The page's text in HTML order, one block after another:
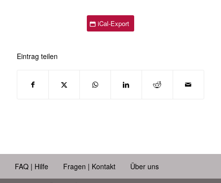
iCal-Export
Eintrag teilen
FAQ | Hilfe Fragen | Kontakt Über uns